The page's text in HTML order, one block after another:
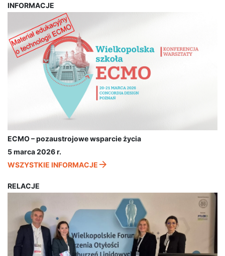
INFORMACJE
ECMO – pozaustrojowe wsparcie życia
5 marca 2026 r.
WSZYSTKIE INFORMACJE
RELACJE